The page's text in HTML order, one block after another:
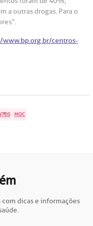
a outras drogas. Para o
centros-
MOC
dicas e informações